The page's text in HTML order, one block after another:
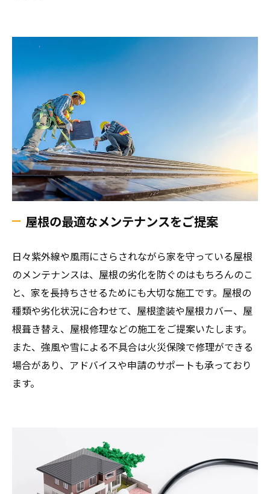
屋根の最適なメンテナンスをご提案
日々紫外線や風雨にさらされながら家を守っている屋根
のメンテナンスは、屋根の劣化を防ぐのはもちろんのこ
と、家を長持ちさせるためにも大切な施工です。屋根の
種類や劣化状況に合わせて、屋根塗装や屋根カバー、屋
根葺き替え、屋根修理などの施工をご提案いたします。
また、強風や雪による不具合は火災保険で修理ができる
場合があり、アドバイスや申請のサポートも承っており
ます。